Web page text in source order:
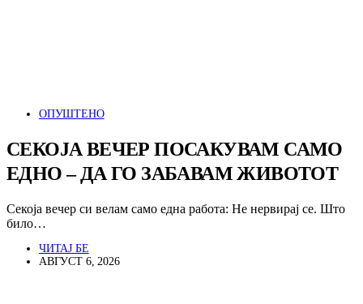
ОПУШТЕНО
СЕКОЈА ВЕЧЕР ПОСАКУВАМ САМО
ЕДНО – ДА ГО ЗАБАВАМ ЖИВОТОТ
Секоја вечер си велам само една работа: Не нервирај се. Што
било…
ЧИТАЈ БЕ
АВГУСТ 6, 2026